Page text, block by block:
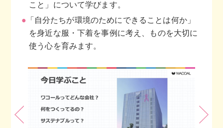
こと」について学びます。
● 「自分たちが環境のためにできることは何か」
を身近な服・下着を事例に考え、ものを大切に
使う心を育みます。